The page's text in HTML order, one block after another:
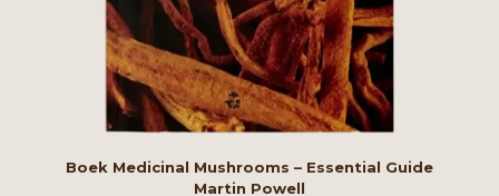
Boek Medicinal Mushrooms – Essential Guide
Martin Powell